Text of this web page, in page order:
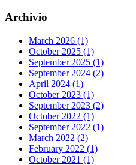
Archivio
March 2026 (1)
October 2025 (1)
September 2025 (1)
September 2024 (2)
April 2024 (1)
October 2023 (1)
September 2023 (2)
October 2022 (1)
September 2022 (1)
March 2022 (2)
February 2022 (1)
October 2021 (1)